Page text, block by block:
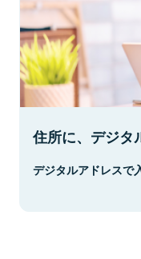
住所に、デジタ
デジタルアドレスで